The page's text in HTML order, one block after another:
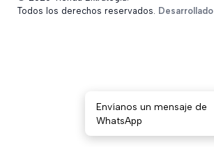
Todos los derechos reservados.
Envíanos un mensaje de
WhatsApp